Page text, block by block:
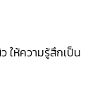
ให้ความรู้สึกเป็น